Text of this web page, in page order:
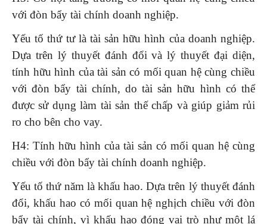
với đòn bẩy tài chính doanh nghiệp.
Yếu tố thứ tư là tài sản hữu hình của doanh nghiệp.
Dựa trên lý thuyết đánh đổi và lý thuyết đại diện,
tính hữu hình của tài sản có mối quan hệ cùng chiều
với đòn bẩy tài chính, do tài sản hữu hình có thể
được sử dụng làm tài sản thế chấp và giúp giảm rủi
ro cho bên cho vay.
H4: Tính hữu hình của tài sản có mối quan hệ cùng
chiều với đòn bẩy tài chính doanh nghiệp.
Yếu tố thứ năm là khấu hao. Dựa trên lý thuyết đánh
đổi, khấu hao có mối quan hệ nghịch chiều với đòn
bẩy tài chính, vì khấu hao đóng vai trò như một lá